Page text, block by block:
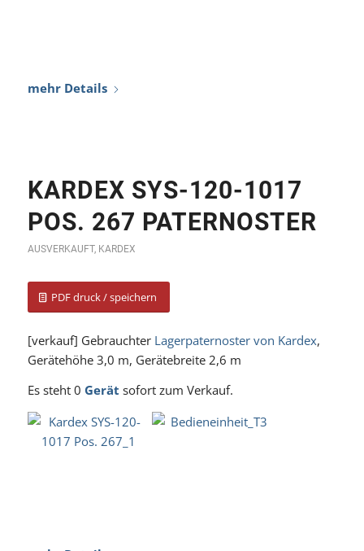
KARDEX SYS-120-1017
POS. 267 PATERNOSTER
AUSVERKAUFT, KARDEX
PDF druck / speichern
[verkauf] Gebrauchter Lagerpaternoster von Kardex,
Gerätehöhe 3,0 m, Gerätebreite 2,6 m
Es steht 0 Gerät sofort zum Verkauf.